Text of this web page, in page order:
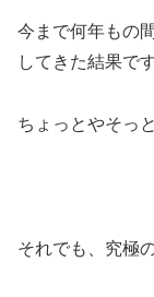
今まで何年もの
してきた結果で
ちょっとやそっ
それでも、究極